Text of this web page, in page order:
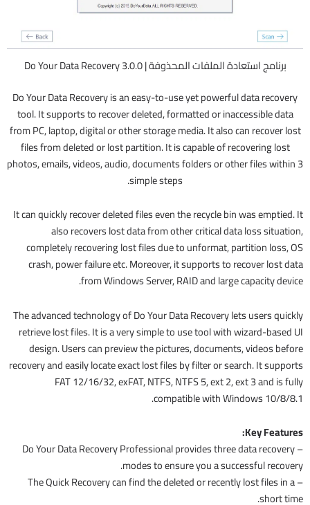
برنامج استعادة الملفات المحذوفة | Do Your Data Recovery 3.0.0
Do Your Data Recovery is an easy-to-use yet powerful data recovery
tool. It supports to recover deleted, formatted or inaccessible data
from PC, laptop, digital or other storage media. It also can recover lost
files from deleted or lost partition. It is capable of recovering lost
photos, emails, videos, audio, documents folders or other files within 3
simple steps.
It can quickly recover deleted files even the recycle bin was emptied. It
also recovers lost data from other critical data loss situation,
completely recovering lost files due to unformat, partition loss, OS
crash, power failure etc. Moreover, it supports to recover lost data
from Windows Server, RAID and large capacity device.
The advanced technology of Do Your Data Recovery lets users quickly
retrieve lost files. It is a very simple to use tool with wizard-based UI
design. Users can preview the pictures, documents, videos before
recovery and easily locate exact lost files by filter or search. It supports
FAT 12/16/32, exFAT, NTFS, NTFS 5, ext 2, ext 3 and is fully
compatible with Windows 10/8/8.1.
Key Features:
– Do Your Data Recovery Professional provides three data recovery
modes to ensure you a successful recovery.
– The Quick Recovery can find the deleted or recently lost files in a
short time.